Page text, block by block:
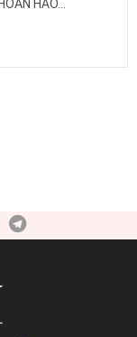
HẢO...